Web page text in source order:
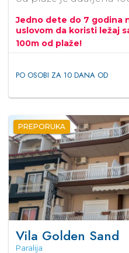
Jedno dete do 7 godina
uslovom da koristi ležaj
100m od plaže!
PO OSOBI ZA 10 DANA OD
PREPORUKA
Vila Golden Sand
Paralija